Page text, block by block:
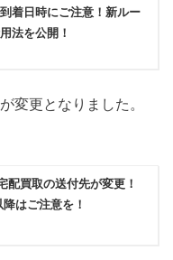
着日時にご注意！新ルー
法を公開！
変更となりました。
配買取の送付先が変更！
はご注意を！